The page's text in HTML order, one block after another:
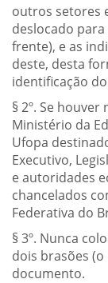
outros setores
deslocado
frente), e as
deste, desta
identificação
§ 2º. Se
Ministério da
Ufopa
Executivo,
e autoridades
chancelados
Federativa do
§ 3º. Nunca
dois brasões
documento.